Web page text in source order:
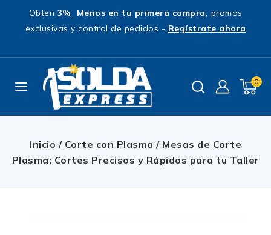
Obten 3% Menos en tu primera compra, promos
exclusivas y control de pedidos - Regístrate ahora
0
Inicio / Corte con Plasma / Mesas de Corte
Plasma: Cortes Precisos y Rápidos para tu Taller